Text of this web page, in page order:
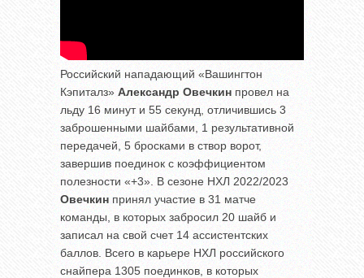
Российский нападающий «Вашингтон
Кэпиталз» Александр Овечкин провел на
льду 16 минут и 55 секунд, отличившись 3
заброшенными шайбами, 1 результативной
передачей, 5 бросками в створ ворот,
завершив поединок с коэффициентом
полезности «+3». В сезоне НХЛ 2022/2023
Овечкин принял участие в 31 матче
команды, в которых забросил 20 шайб и
записал на свой счет 14 ассистентских
баллов. Всего в карьере НХЛ российского
снайпера 1305 поединков, в которых